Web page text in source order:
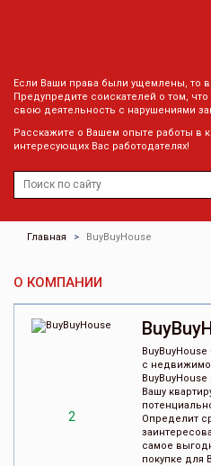
Если Ваши права были ущемлены, то
Предупредите соискателей о том,
свою деятельность с нарушениями
Расскажите о Вашем опыте работы в
интересующих Вас работодателях!
Главная BuyBuyHouse
О КОМПАНИИ
2
с
Вашу
Определит
самое
покупке для